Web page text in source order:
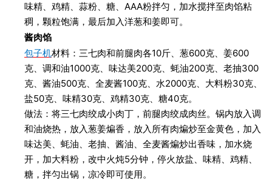
味精、鸡精、蒜粉、糖、AAA粉拌匀，加水搅拌至肉馅粘
稠，颗粒饱满，最后加入洋葱和姜即可。
酱肉馅
包子机材料：三七肉和前腿肉各10斤、葱600克、姜600
克、调和油1000克、味达美200克、蚝油200克、老抽300
克、酱油500克、全麦酱100克、水2000克、大料粉30克、
盐50克、味精30克、鸡精30克、糖40克。
做法：将三七肉绞成小肉丁，前腿肉绞成肉丝。锅内放入调
和油烧热，放入葱姜煸香，放入所有肉煸炒至金黄色，加入
味达美、蚝油、老抽、酱油、全麦酱煸炒出香味，加水烧
开，加大料粉，改中火炖5分钟，停火放盐、味精、鸡精、
糖，拌匀出锅，凉冷即可使用。